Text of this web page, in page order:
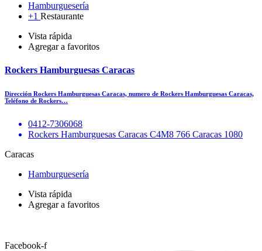
Hamburguesería
+1 Restaurante
Vista rápida
Agregar a favoritos
Rockers Hamburguesas Caracas
Dirección Rockers Hamburguesas Caracas, numero de Rockers Hamburguesas Caracas,
Teléfono de Rockers…
0412-7306068
Rockers Hamburguesas Caracas C4M8 766 Caracas 1080
Caracas
Hamburguesería
Vista rápida
Agregar a favoritos
Facebook-f